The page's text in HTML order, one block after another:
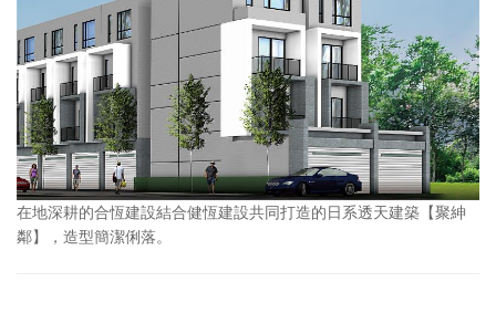
在地深耕的合恆建設結合健恆建設共同打造的日系透天建築【聚紳
鄰】，造型簡潔俐落。